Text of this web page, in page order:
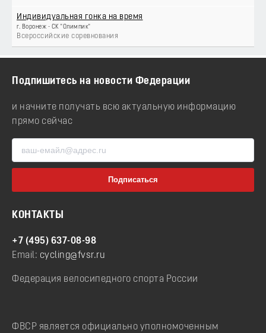
Индивидуальная гонка на время
г. Воронеж - СК "Олимпик"
Всероссийские соревнования
Подпишитесь на новости Федерации
и начните получать всю актуальную информацию
прямо сейчас
КОНТАКТЫ
+7 (495) 637-08-98
Email: cycling@fvsr.ru
Федерация велосипедного спорта России
ФВСР является официально уполномоченным